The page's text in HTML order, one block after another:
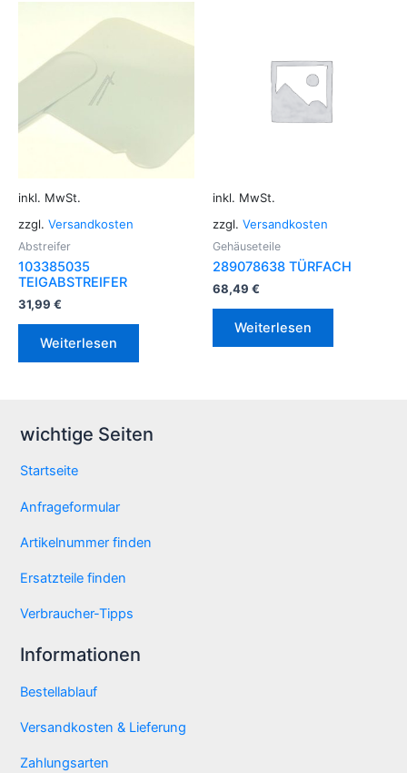
inkl. MwSt.
zzgl. Versandkosten
Abstreifer
103385035
TEIGABSTREIFER
31,99 €
Weiterlesen
inkl. MwSt.
zzgl. Versandkosten
Gehäuseteile
289078638 TÜRFACH
68,49 €
Weiterlesen
wichtige Seiten
Startseite
Anfrageformular
Artikelnummer finden
Ersatzteile finden
Verbraucher-Tipps
Informationen
Bestellablauf
Versandkosten & Lieferung
Zahlungsarten